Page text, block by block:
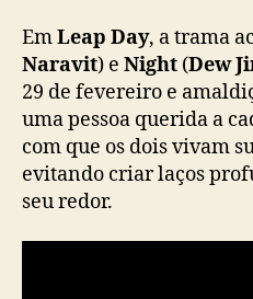
EmLeap Day, a trama
Naravit) e Night (Dew
29 de fevereiro e
uma pessoa querida a
com que os dois vivam
evitando criar laços
seu redor.